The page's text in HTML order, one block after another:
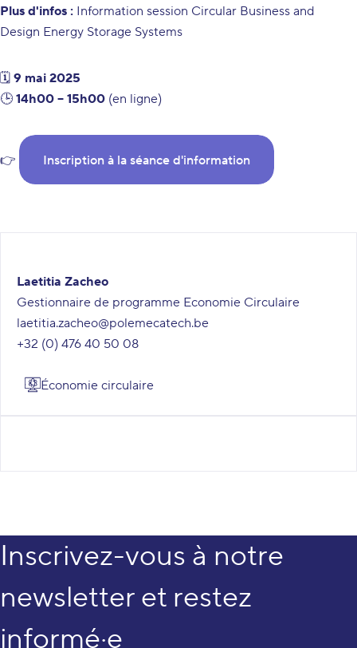
Plus d'infos : Information session Circular Business and
Design Energy Storage Systems
🗓 9 mai 2025
🕒 14h00 – 15h00 (en ligne)
👉 Inscription à la séance d'information
Laetitia Zacheo
Gestionnaire de programme Economie Circulaire
laetitia.zacheo@polemecatech.be
+32 (0) 476 40 50 08
Économie circulaire
Inscrivez-vous à notre
newsletter et restez
informé·e